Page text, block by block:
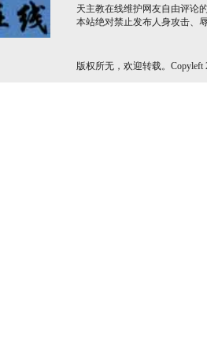
天主教在线维护网友自由评论
本站绝对禁止发布人身攻击、
版权所无，欢迎转载。